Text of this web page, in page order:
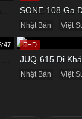
Nhật Bản Việt
Nhật Bản Việt
FHD